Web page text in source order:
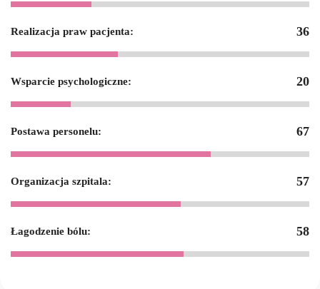
Realizacja praw pacjenta: 36
Wsparcie psychologiczne: 20
Postawa personelu: 67
Organizacja szpitala: 57
Łagodzenie bólu: 58